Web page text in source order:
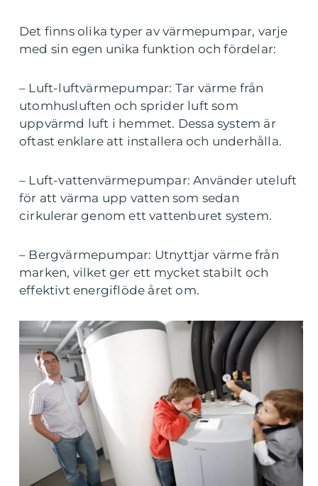
Det finns olika typer av värmepumpar, varje
med sin egen unika funktion och fördelar:
– Luft-luftvärmepumpar: Tar värme från
utomhusluften och sprider luft som
uppvärmd luft i hemmet. Dessa system är
oftast enklare att installera och underhålla.
– Luft-vattenvärmepumpar: Använder uteluft
för att värma upp vatten som sedan
cirkulerar genom ett vattenburet system.
– Bergvärmepumpar: Utnyttjar värme från
marken, vilket ger ett mycket stabilt och
effektivt energiflöde året om.